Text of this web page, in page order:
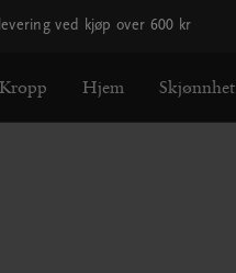
ved kjøp over 600 kr
Kropp Hjem Skjønnhet